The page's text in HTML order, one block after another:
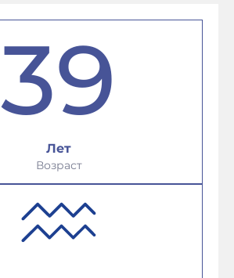
39
Лет
Возраст